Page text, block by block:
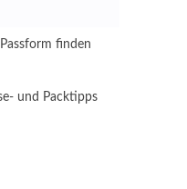
finden
und Packtipps